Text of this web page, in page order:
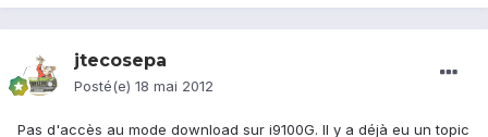
jtecosepa
Posté(e) 18 mai 2012
Pas d'accès au mode download sur i9100G. Il y a déjà eu un topic